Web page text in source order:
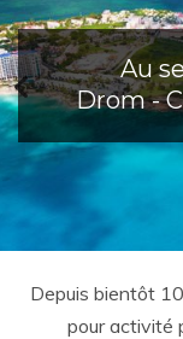
Au
Drom -
Depuis bientôt
pour activité